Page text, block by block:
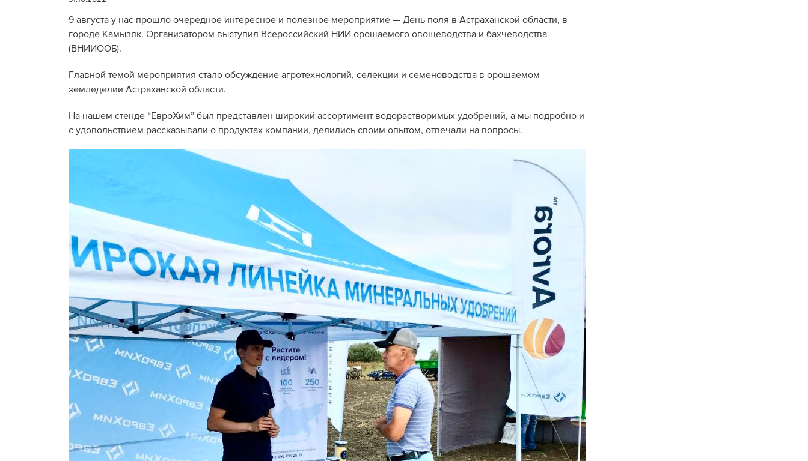
9 августа у нас прошло очередное интересное и полезное мероприятие — День поля в Астраханской области, в
городе Камызяк. Организатором выступил Всероссийский НИИ орошаемого овощеводства и бахчеводства
(ВНИИООБ).
Главной темой мероприятия стало обсуждение агротехнологий, селекции и семеноводства в орошаемом
земледелии Астраханской области.
На нашем стенде “ЕвроХим” был представлен широкий ассортимент водорастворимых удобрений, а мы подробно и
с удовольствием рассказывали о продуктах компании, делились своим опытом, отвечали на вопросы.